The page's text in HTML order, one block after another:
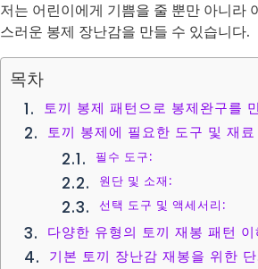
저는 어린이에게 기쁨을 줄 뿐만 아니라
스러운 봉제 장난감을 만들 수 있습니다.
목차
토끼 봉제 패턴으로 봉제완구를
토끼 봉제에 필요한 도구 및 재료
필수 도구:
원단 및 소재:
선택 도구 및 액세서리:
다양한 유형의 토끼 재봉 패턴 이
기본 토끼 장난감 재봉을 위한